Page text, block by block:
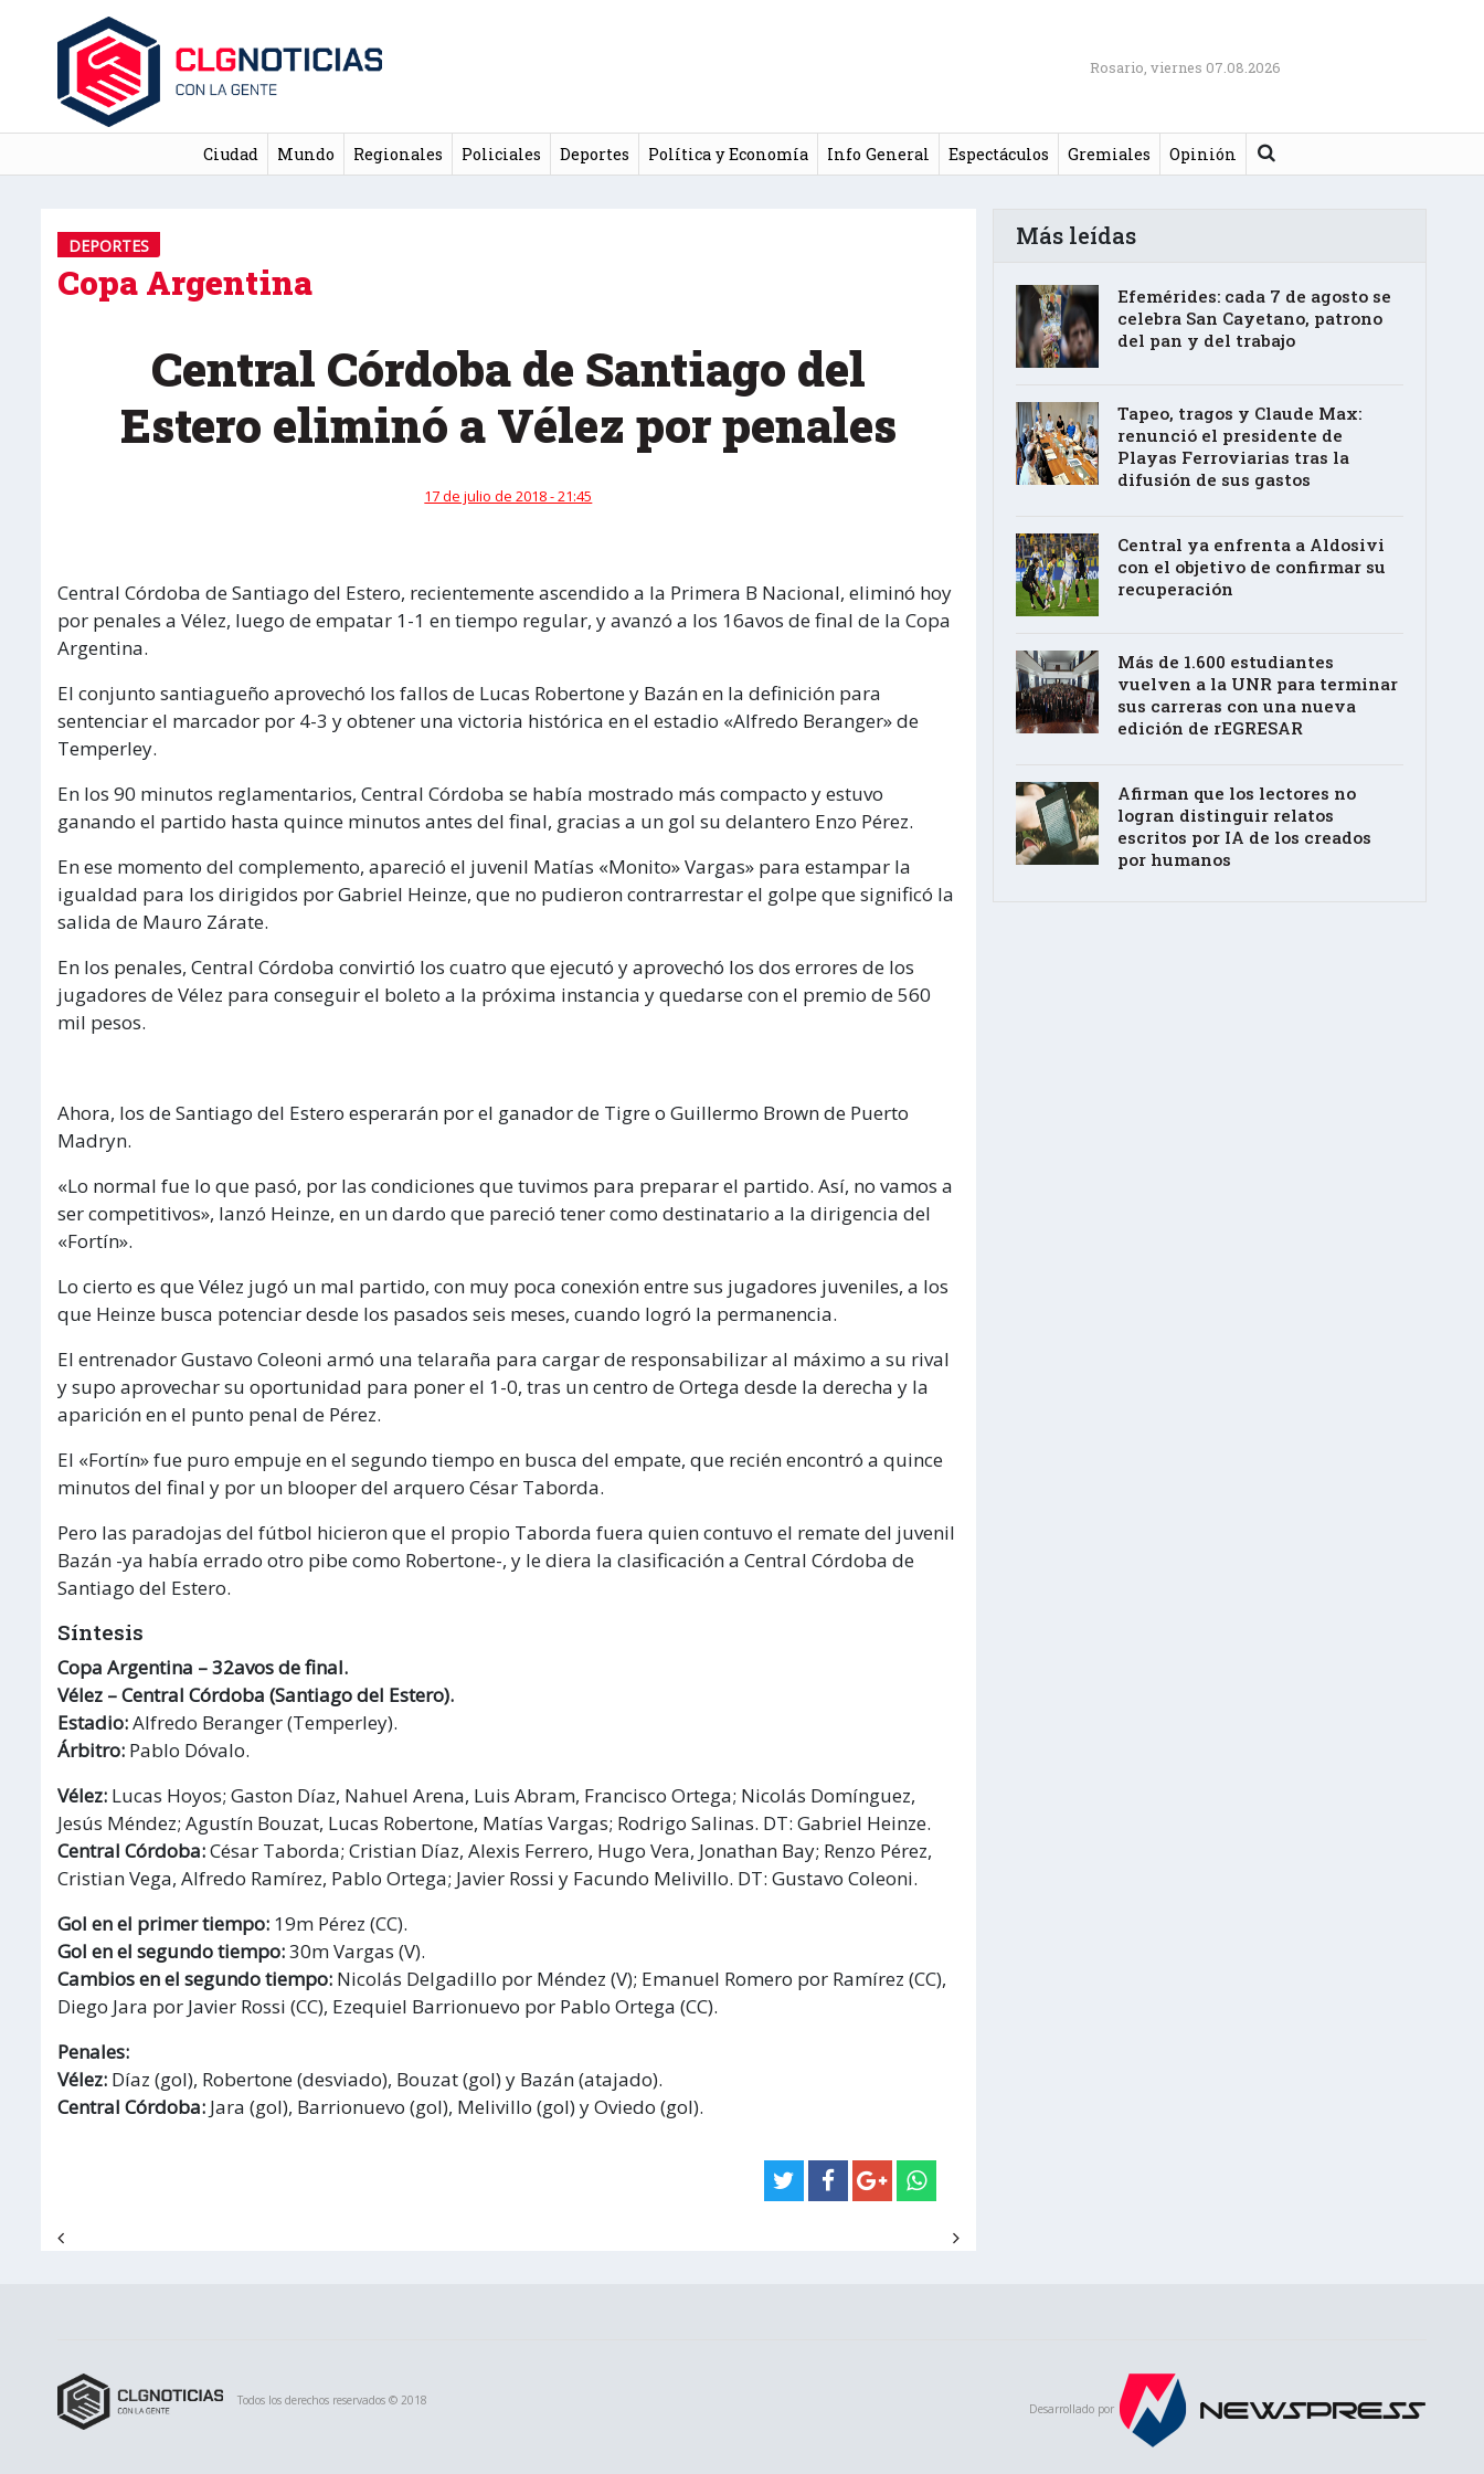
Rosario, viernes 07.08.2026
Ciudad Mundo Regionales Policiales Deportes Política y Economía Info General Espectáculos Gremiales Opinión Buscar
DEPORTES
Copa Argentina
Central Córdoba de Santiago del
Estero eliminó a Vélez por penales
17 de julio de 2018 - 21:45
Central Córdoba de Santiago del Estero, recientemente ascendido a la Primera B Nacional, eliminó hoy
por penales a Vélez, luego de empatar 1-1 en tiempo regular, y avanzó a los 16avos de final de la Copa
Argentina.
El conjunto santiagueño aprovechó los fallos de Lucas Robertone y Bazán en la definición para
sentenciar el marcador por 4-3 y obtener una victoria histórica en el estadio «Alfredo Beranger» de
Temperley.
En los 90 minutos reglamentarios, Central Córdoba se había mostrado más compacto y estuvo
ganando el partido hasta quince minutos antes del final, gracias a un gol su delantero Enzo Pérez.
En ese momento del complemento, apareció el juvenil Matías «Monito» Vargas» para estampar la
igualdad para los dirigidos por Gabriel Heinze, que no pudieron contrarrestar el golpe que significó la
salida de Mauro Zárate.
En los penales, Central Córdoba convirtió los cuatro que ejecutó y aprovechó los dos errores de los
jugadores de Vélez para conseguir el boleto a la próxima instancia y quedarse con el premio de 560
mil pesos.
Ahora, los de Santiago del Estero esperarán por el ganador de Tigre o Guillermo Brown de Puerto
Madryn.
«Lo normal fue lo que pasó, por las condiciones que tuvimos para preparar el partido. Así, no vamos a
ser competitivos», lanzó Heinze, en un dardo que pareció tener como destinatario a la dirigencia del
«Fortín».
Lo cierto es que Vélez jugó un mal partido, con muy poca conexión entre sus jugadores juveniles, a los
que Heinze busca potenciar desde los pasados seis meses, cuando logró la permanencia.
El entrenador Gustavo Coleoni armó una telaraña para cargar de responsabilizar al máximo a su rival
y supo aprovechar su oportunidad para poner el 1-0, tras un centro de Ortega desde la derecha y la
aparición en el punto penal de Pérez.
El «Fortín» fue puro empuje en el segundo tiempo en busca del empate, que recién encontró a quince
minutos del final y por un blooper del arquero César Taborda.
Pero las paradojas del fútbol hicieron que el propio Taborda fuera quien contuvo el remate del juvenil
Bazán -ya había errado otro pibe como Robertone-, y le diera la clasificación a Central Córdoba de
Santiago del Estero.
Síntesis
Copa Argentina – 32avos de final.
Vélez – Central Córdoba (Santiago del Estero).
Estadio:Alfredo Beranger (Temperley).
Árbitro: Pablo Dóvalo.
Vélez: Lucas Hoyos; Gaston Díaz, Nahuel Arena, Luis Abram, Francisco Ortega; Nicolás Domínguez,
Jesús Méndez; Agustín Bouzat, Lucas Robertone, Matías Vargas; Rodrigo Salinas. DT: Gabriel Heinze.
Central Córdoba:César Taborda; Cristian Díaz, Alexis Ferrero, Hugo Vera, Jonathan Bay; Renzo Pérez,
Cristian Vega, Alfredo Ramírez, Pablo Ortega; Javier Rossi y Facundo Melivillo. DT: Gustavo Coleoni.
Gol en el primer tiempo: 19m Pérez (CC).
Gol en el segundo tiempo:30m Vargas (V).
Cambios en el segundo tiempo: Nicolás Delgadillo por Méndez (V); Emanuel Romero por Ramírez (CC),
Diego Jara por Javier Rossi (CC), Ezequiel Barrionuevo por Pablo Ortega (CC).
Penales:
Vélez: Díaz (gol), Robertone (desviado), Bouzat (gol) y Bazán (atajado).
Central Córdoba: Jara (gol), Barrionuevo (gol), Melivillo (gol) y Oviedo (gol).
Más leídas
Efemérides: cada 7 de agosto se
celebra San Cayetano, patrono
del pan y del trabajo
Tapeo, tragos y Claude Max:
renunció el presidente de
Playas Ferroviarias tras la
difusión de sus gastos
Central ya enfrenta a Aldosivi
con el objetivo de confirmar su
recuperación
Más de 1.600 estudiantes
vuelven a la UNR para terminar
sus carreras con una nueva
edición de rEGRESAR
Afirman que los lectores no
logran distinguir relatos
escritos por IA de los creados
por humanos
Todos los derechos reservados © 2018
Desarrollado por